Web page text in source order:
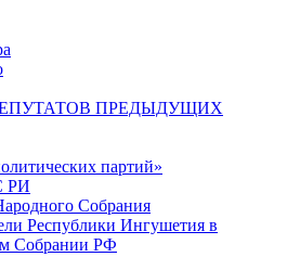
ПРЕДЫДУЩИХ
партий»
РИ
Собрания
Республики Ингушетия в
Собрании РФ